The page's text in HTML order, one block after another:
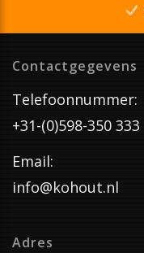
Contactgegevens
Telefoonnummer:
+31-(0)598-350 333
Email:
info@kohout.nl
Adres